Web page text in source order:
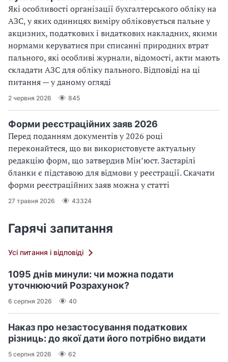
Які особливості організації бухгалтерського обліку на
АЗС, у яких одиницях виміру обліковується пальне у
акцизних, податкових і видаткових накладних, якими
нормами керуватися при списанні природних втрат
пального, які особливі журнали, відомості, акти мають
складати АЗС для обліку пального. Відповіді на ці
питання — у даному огляді
2 червня 2026 845
Форми реєстраційних заяв 2026
Перед поданням документів у 2026 році
переконайтеся, що ви використовуєте актуальну
редакцію форм, що затвердив Мін’юст. Застарілі
бланки є підставою для відмови у реєстрації. Скачати
форми реєстраційних заяв можна у статті
27 травня 2026 43324
Гарячі запитання
Усі питання і відповіді
1095 днів минули: чи можна подати
уточнюючий Розрахунок?
6 серпня 2026 40
Наказ про незастосування податкових
різниць: до якої дати його потрібно видати
5 серпня 2026 62